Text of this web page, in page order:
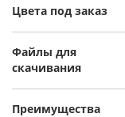
Цвета под заказ
Файлы для
скачивания
Преимущества